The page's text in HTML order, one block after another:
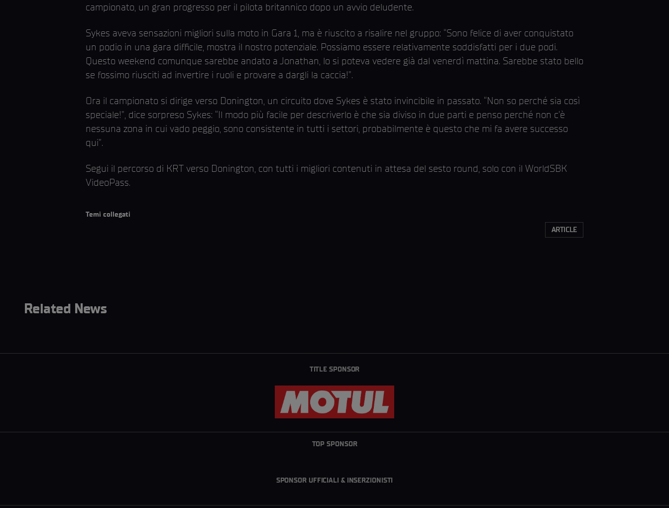
campionato, un gran progresso per il pilota britannico dopo un avvio deludente.
Sykes aveva sensazioni migliori sulla moto in Gara 1, ma è riuscito a risalire nel gruppo: “Sono felice di aver conquistato
un podio in una gara difficile, mostra il nostro potenziale. Possiamo essere relativamente soddisfatti per i due podi.
Questo weekend comunque sarebbe andato a Jonathan, lo si poteva vedere già dal venerdì mattina. Sarebbe stato bello
se fossimo riusciti ad invertire i ruoli e provare a dargli la caccia!”.
Ora il campionato si dirige verso Donington, un circuito dove Sykes è stato invincibile in passato. “Non so perché sia così
speciale!”, dice sorpreso Sykes: “Il modo più facile per descriverlo è che sia diviso in due parti e penso perché non c’è
nessuna zona in cui vado peggio, sono consistente in tutti i settori, probabilmente è questo che mi fa avere successo
qui”.
Segui il percorso di KRT verso Donington, con tutti i migliori contenuti in attesa del sesto round, solo con il WorldSBK
VideoPass.
Temi collegati
ARTICLE
Related News
TITLE SPONSOR
TOP SPONSOR
SPONSOR UFFICIALI & INSERZIONISTI